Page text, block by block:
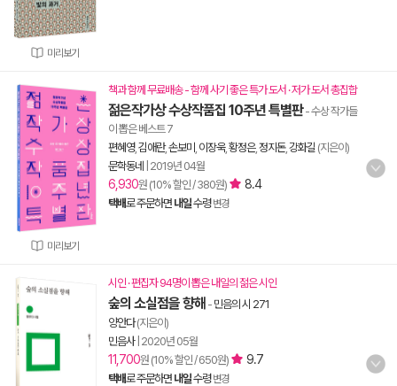
미리보기
미리보기
책과 함께 무료배송 - 함께 사기 좋은 특가 도서 · 저가 도서 총집합
젊은작가상 수상작품집 10주년 특별판- 수상 작가들
이 뽑은 베스트 7
편혜영, 김애란,손보미 이장욱, 황정은, 정지돈, 강화길 (지은이)
문학동네
2019년 04월
6,930원 (10% 할인 / 380원) 8.4
택배로 주문하면 내일수령 변경
시인 · 편집자 94명이 뽑은 내일의 젊은 시인
숲의 소실점을 향해 - 민음의 시 271
양안다(지은이)
민음사| 2020년 05월
11,700원 (10% 할인 / 650원) 9.7
택배로 주문하면 내일수령 변경